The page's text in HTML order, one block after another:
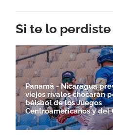
Si te lo perdiste
Panamá - Nicaragua
viejos rivales chocarán
béisbol de los Juegos
Centroamericanos y del